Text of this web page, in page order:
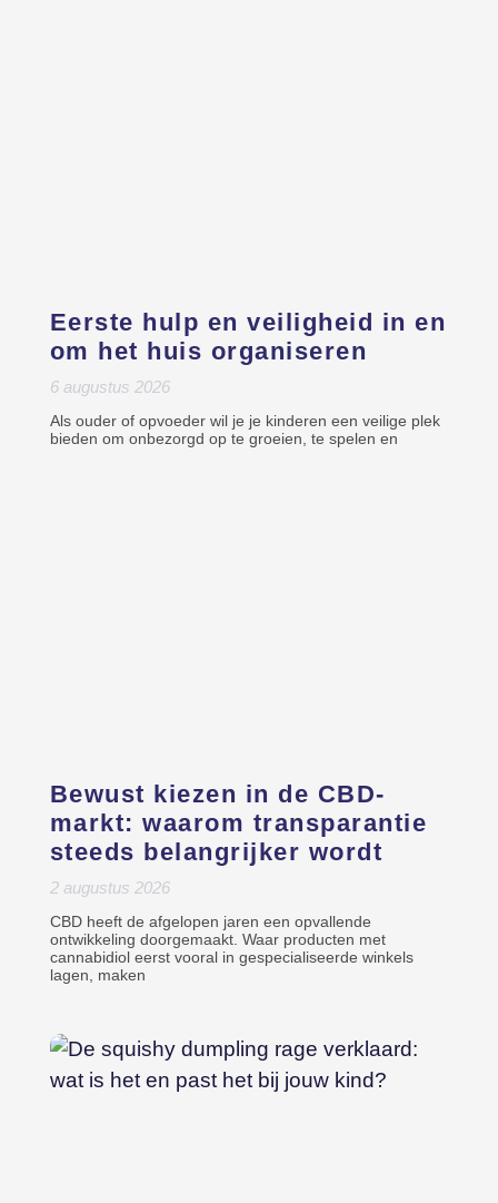
Eerste hulp en veiligheid in en
om het huis organiseren
6 augustus 2026
Als ouder of opvoeder wil je je kinderen een veilige plek
bieden om onbezorgd op te groeien, te spelen en
Bewust kiezen in de CBD-
markt: waarom transparantie
steeds belangrijker wordt
2 augustus 2026
CBD heeft de afgelopen jaren een opvallende
ontwikkeling doorgemaakt. Waar producten met
cannabidiol eerst vooral in gespecialiseerde winkels
lagen, maken